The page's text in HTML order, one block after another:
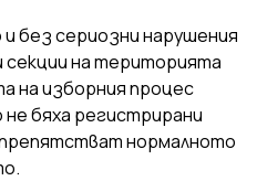
без сериозни нарушения
на територията
на изборния процес
бяха регистрирани
нормалното